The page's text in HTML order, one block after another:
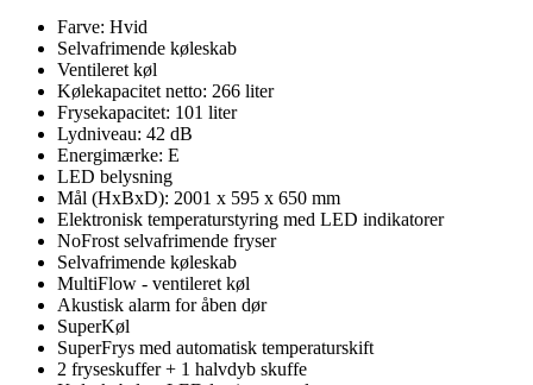
Farve: Hvid
Selvafrimende køleskab
Ventileret køl
Kølekapacitet netto: 266 liter
Frysekapacitet: 101 liter
Lydniveau: 42 dB
Energimærke: E
LED belysning
Mål (HxBxD): 2001 x 595 x 650 mm
Elektronisk temperaturstyring med LED indikatorer
NoFrost selvafrimende fryser
Selvafrimende køleskab
MultiFlow - ventileret køl
Akustisk alarm for åben dør
SuperKøl
SuperFrys med automatisk temperaturskift
2 fryseskuffer + 1 halvdyb skuffe